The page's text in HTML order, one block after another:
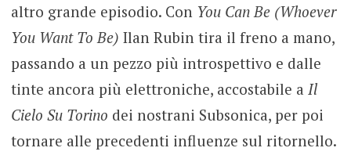
altro grande episodio. Con You Can Be (Whoever
You Want To Be) Ilan Rubin tira il freno a mano,
passando a un pezzo più introspettivo e dalle
tinte ancora più elettroniche, accostabile a Il
Cielo Su Torino dei nostrani Subsonica, per poi
tornare alle precedenti influenze sul ritornello.